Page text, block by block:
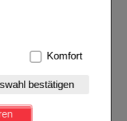
es sich um
Warenkorb,
verzichtet
Komfort
bestätigen